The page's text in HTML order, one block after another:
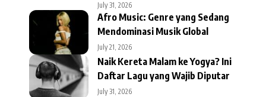
July 31, 2026
Afro Music: Genre yang Sedang
Mendominasi Musik Global
July 21, 2026
Naik Kereta Malam ke Yogya? Ini
Daftar Lagu yang Wajib Diputar
July 31, 2026